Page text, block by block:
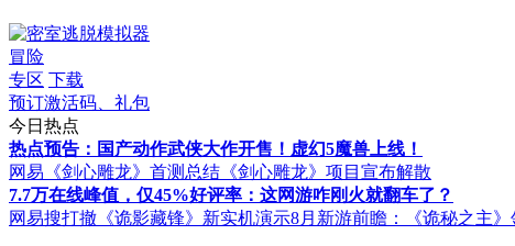
冒险
专区 下载
预订激活码、礼包
今日热点
热点预告：国产动作武侠大作开售！虚幻5魔兽上线！
网易《剑心雕龙》首测总结 《剑心雕龙》项目宣布解散
7.7万在线峰值，仅45%好评率：这网游咋刚火就翻车了？
网易搜打撤《诡影藏锋》新实机演示8月新游前瞻：《诡秘之主》